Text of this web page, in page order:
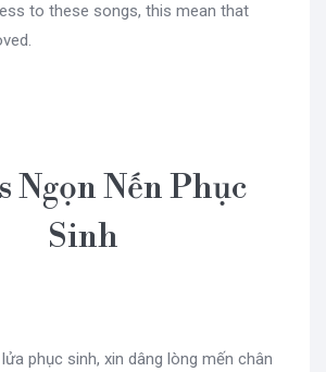
to these songs, this mean that
Ngọn Nến Phục
Sinh
phục sinh, xin dâng lòng mến chân